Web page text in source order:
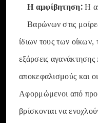
Η αμφίβητηση:Η
Βαρώνων στις
ίδιων τους των
εξάρσεις
αποκεφαλισμούς και
Αφορμώμενοι από
βρίσκονται να